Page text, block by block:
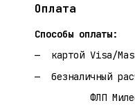
Оплата
Способы оплаты:
картой Visa/
безналичный
ФЛП